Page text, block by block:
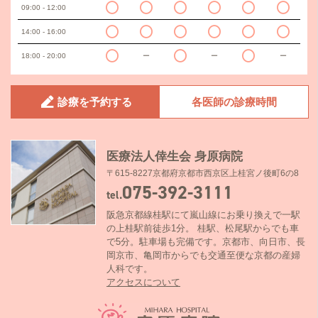
09:00 - 12:00
14:00 - 16:00
18:00 - 20:00 ー ー ー
診療を予約する 各医師の診療時間
医療法人倖生会 身原病院
〒615-8227京都府京都市西京区上桂宮ノ後町6の8
tel.075-392-3111
阪急京都線桂駅にて嵐山線にお乗り換えで一駅
の上桂駅前徒歩1分。 桂駅、松尾駅からでも車
で5分。駐車場も完備です。京都市、向日市、長
岡京市、亀岡市からでも交通至便な京都の産婦
人科です。
アクセスについて